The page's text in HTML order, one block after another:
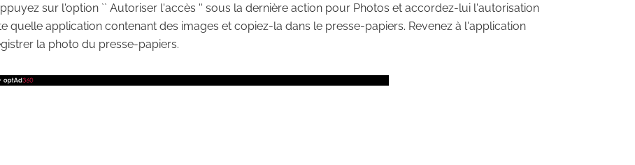
sur l'option `` Autoriser l'accès '' sous la dernière action pour Photos et accordez-lui l'autorisation
quelle application contenant des images et copiez-la dans le presse-papiers. Revenez à l'application
la photo du presse-papiers.